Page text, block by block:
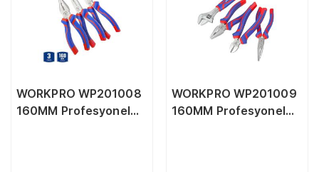
WORKPRO WP201008
160MM Profesyonel
WORKPRO WP201009
160MM Profesyonel